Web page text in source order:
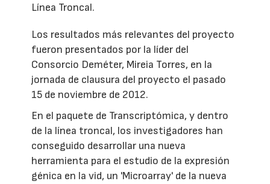
Línea Troncal.
Los resultados más relevantes del proyecto
fueron presentados por la líder del
Consorcio Deméter, Mireia Torres, en la
jornada de clausura del proyecto el pasado
15 de noviembre de 2012.
En el paquete de Transcriptómica, y dentro
de la línea troncal, los investigadores han
conseguido desarrollar una nueva
herramienta para el estudio de la expresión
génica en la vid, un 'Microarray' de la nueva